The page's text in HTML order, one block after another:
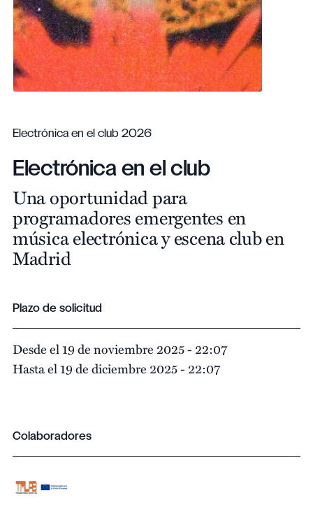
Electrónica en el club 2026
Electrónica en el club
Una oportunidad para
programadores emergentes en
música electrónica y escena club en
Madrid
Plazo de solicitud
Desde el 19 de noviembre 2025 - 22:07
Hasta el 19 de diciembre 2025 - 22:07
Colaboradores